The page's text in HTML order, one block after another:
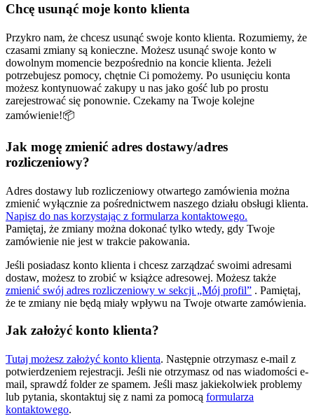
Chcę usunąć moje konto klienta
Przykro nam, że chcesz usunąć swoje konto klienta. Rozumiemy, że
czasami zmiany są konieczne. Możesz usunąć swoje konto w
dowolnym momencie bezpośrednio na koncie klienta. Jeżeli
potrzebujesz pomocy, chętnie Ci pomożemy. Po usunięciu konta
możesz kontynuować zakupy u nas jako gość lub po prostu
zarejestrować się ponownie. Czekamy na Twoje kolejne
zamówienie!📦
Jak mogę zmienić adres dostawy/adres
rozliczeniowy?
Adres dostawy lub rozliczeniowy otwartego zamówienia można
zmienić wyłącznie za pośrednictwem naszego działu obsługi klienta.
Napisz do nas korzystając z formularza kontaktowego.
Pamiętaj, że zmiany można dokonać tylko wtedy, gdy Twoje
zamówienie nie jest w trakcie pakowania.
Jeśli posiadasz konto klienta i chcesz zarządzać swoimi adresami
dostaw, możesz to zrobić w książce adresowej. Możesz także
zmienić swój adres rozliczeniowy w sekcji „Mój profil” . Pamiętaj,
że te zmiany nie będą miały wpływu na Twoje otwarte zamówienia.
Jak założyć konto klienta?
Tutaj możesz założyć konto klienta. Następnie otrzymasz e-mail z
potwierdzeniem rejestracji. Jeśli nie otrzymasz od nas wiadomości e-
mail, sprawdź folder ze spamem. Jeśli masz jakiekolwiek problemy
lub pytania, skontaktuj się z nami za pomocą formularza
kontaktowego.